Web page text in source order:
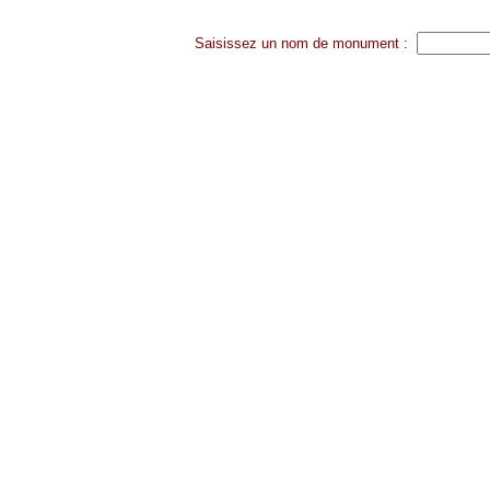
Saisissez un nom de monument :